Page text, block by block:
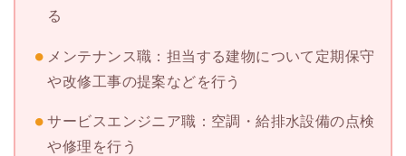
る
メンテナンス職：担当する建物について定期保守
や改修工事の提案などを行う
サービスエンジニア職：空調・給排水設備の点検
や修理を行う